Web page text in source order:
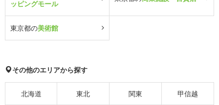
ッピングモール
東京都の美術館
その他のエリアから探す
北海道 東北 関東 甲信越